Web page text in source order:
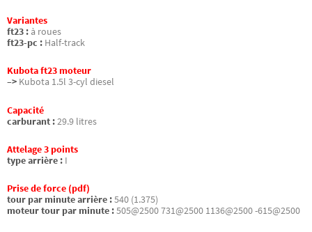
Variantes
ft23 : à roues
ft23-pc : Half-track
Kubota ft23 moteur
–> Kubota 1.5l 3-cyl diesel
Capacité
carburant :29.9 litres
Attelage 3 points
type arrière : I
Prise de force (pdf)
tour par minute arrière :540 (1.375)
moteur tour par minute :505@2500 731@2500 1136@2500 -615@2500